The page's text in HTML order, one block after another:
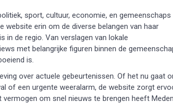
sport, cultuur, economie, en gemeenschaps
website erin om de diverse belangen van haar
in de regio. Van verslagen van lokale
met belangrijke figuren binnen de
is.
over actuele gebeurtenissen. Of het nu gaat
of een urgente weeralarm, de website zorgt
om snel nieuws te brengen heeft